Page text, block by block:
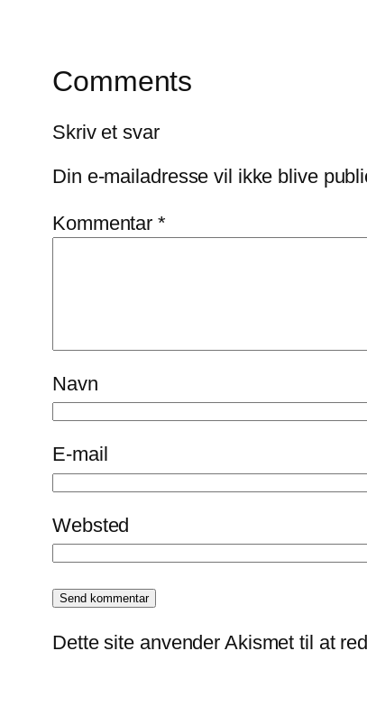
Comments
Skriv et svar
Din e-mailadresse vil ikke blive
Kommentar*
Navn
E-mail
Websted
Dette site anvender Akismet til at